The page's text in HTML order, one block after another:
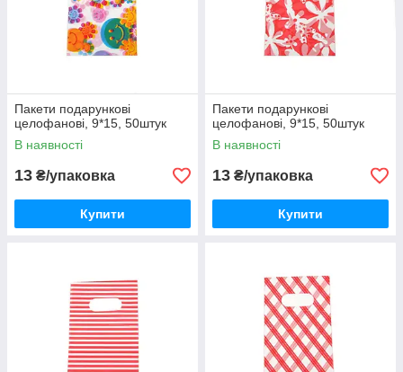
Пакети подарункові
целофанові, 9*15, 50штук
В наявності
13 ₴/упаковка
Купити
Пакети подарункові
целофанові, 9*15, 50штук
В наявності
13 ₴/упаковка
Купити